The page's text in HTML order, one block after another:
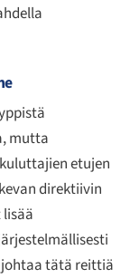
mutta
etujen
direktiivin
tätä reittiä